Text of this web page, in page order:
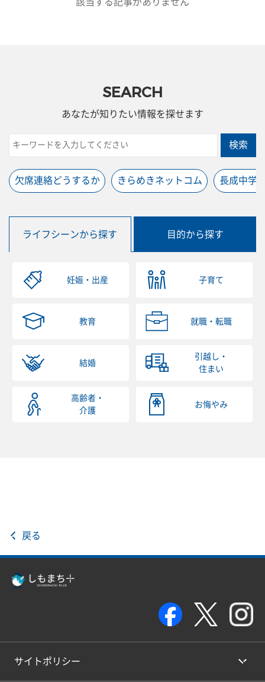
SEARCH
あなたが知りたい情報を探せます
検索
欠席連絡どうするか きらめきネットコム 長成中学
ライフシーンから探す 目的から探す
妊娠・出産 子育て
教育 就職・転職
結婚
引越し・
住まい
高齢者・
介護
お悔やみ
戻る
サイトポリシー